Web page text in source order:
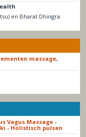
en Bharat Dhingra
massage,
Vagus Massage -
- Holistisch pulsen